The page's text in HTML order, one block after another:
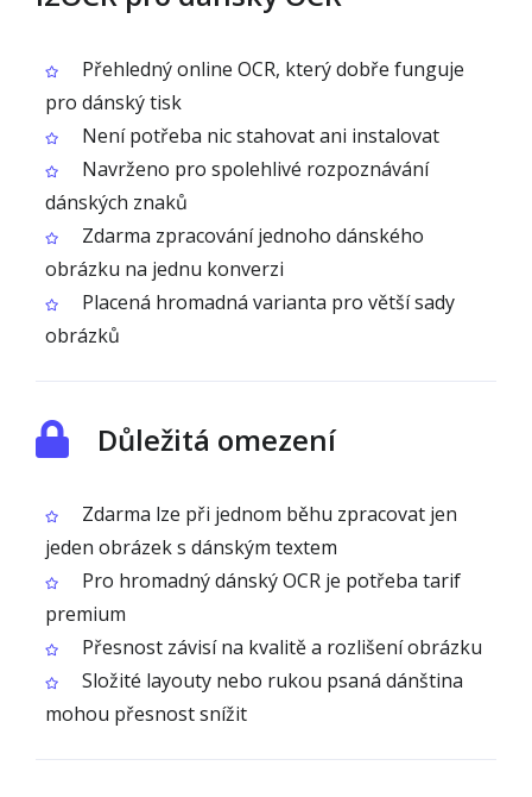
Přehledný online OCR, který dobře funguje
pro dánský tisk
Není potřeba nic stahovat ani instalovat
Navrženo pro spolehlivé rozpoznávání
dánských znaků
Zdarma zpracování jednoho dánského
obrázku na jednu konverzi
Placená hromadná varianta pro větší sady
obrázků
Důležitá omezení
Zdarma lze při jednom běhu zpracovat jen
jeden obrázek s dánským textem
Pro hromadný dánský OCR je potřeba tarif
premium
Přesnost závisí na kvalitě a rozlišení obrázku
Složité layouty nebo rukou psaná dánština
mohou přesnost snížit